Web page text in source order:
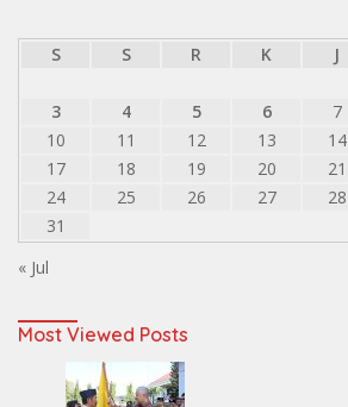
S
S R K J
3
4 5 6 7
10
11 12 13 14
17
18 19 20 21
24
25 26 27 28
31
« Jul
Most Viewed Posts